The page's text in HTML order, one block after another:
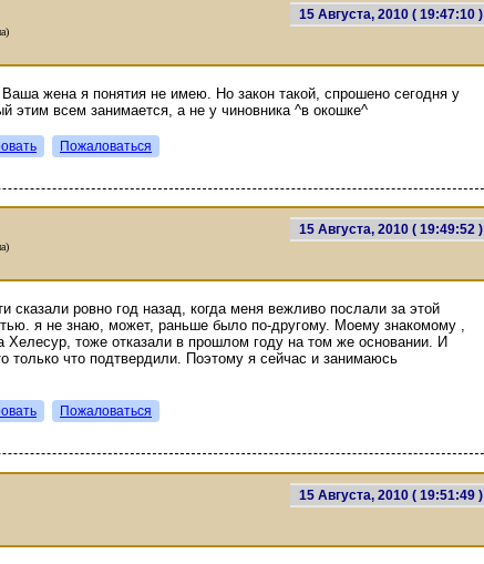
15 Августа, 2010 ( 19:47:10 )
жена я понятия не имею. Но закон такой, спрошено сегодня у
этим всем занимается, а не у чиновника ^в окошке^
Пожаловаться
15 Августа, 2010 ( 19:49:52 )
сказали ровно год назад, когда меня вежливо послали за этой
я не знаю, может, раньше было по-другому. Моему знакомому ,
Хелесур, тоже отказали в прошлом году на том же основании. И
только что подтвердили. Поэтому я сейчас и занимаюсь
Пожаловаться
15 Августа, 2010 ( 19:51:49 )